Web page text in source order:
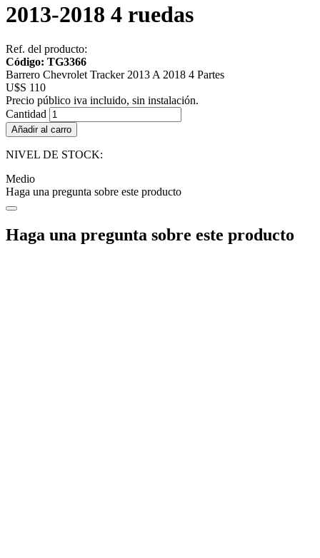
2013-2018 4 ruedas
Ref. del producto:
Código: TG3366
Barrero Chevrolet Tracker 2013 A 2018 4 Partes
U$S 110
Precio público iva incluido, sin instalación.
Cantidad
Añadir al carro
NIVEL DE STOCK:
Medio
Haga una pregunta sobre este producto
Haga una pregunta sobre este producto